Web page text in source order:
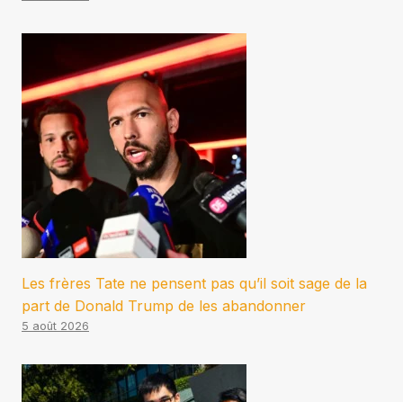
Les frères Tate ne pensent pas qu’il soit sage de la
part de Donald Trump de les abandonner
5 août 2026